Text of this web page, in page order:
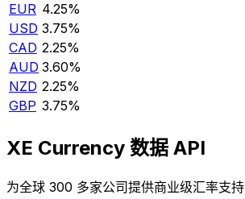
EUR 4.25%
USD 3.75%
CAD 2.25%
AUD 3.60%
NZD 2.25%
GBP 3.75%
XE Currency 数据 API
为全球 300 多家公司提供商业级汇率支持